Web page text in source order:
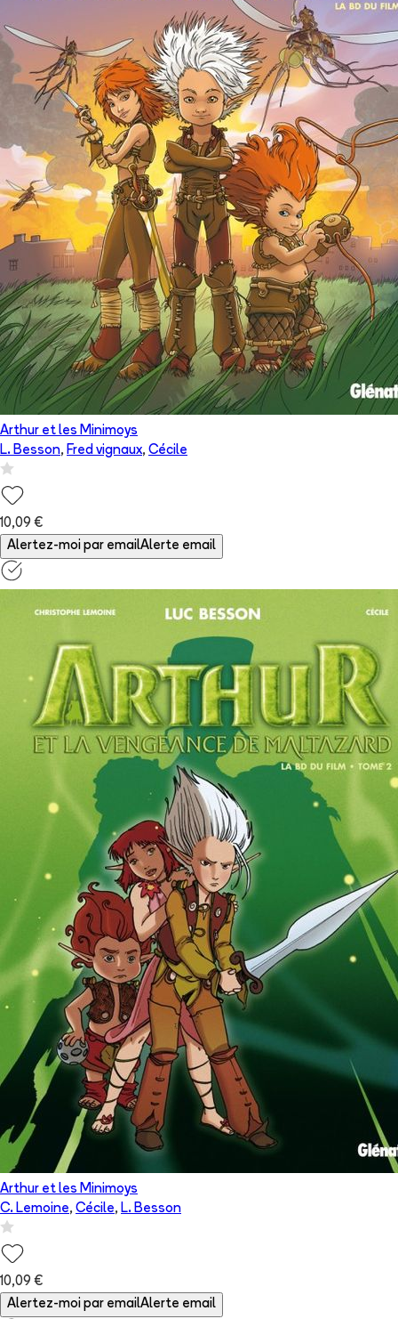
Arthur et les Minimoys
L. Besson, Fred vignaux, Cécile
10,09 €
Alertez-moi par emailAlerte email
Arthur et les Minimoys
C. Lemoine, Cécile, L. Besson
10,09 €
Alertez-moi par emailAlerte email